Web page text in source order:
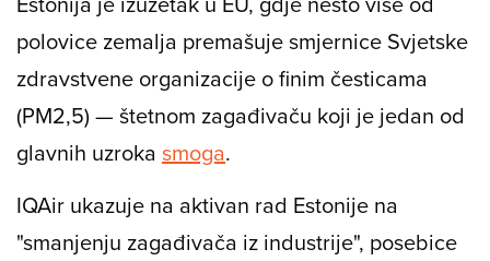
polovice zemalja premašuje smjernice Svjetske
zdravstvene organizacije o finim česticama
(PM2,5) — štetnom zagađivaču koji je jedan od
glavnih uzroka smoga.
IQAir ukazuje na aktivan rad Estonije na
"smanjenju zagađivača iz industrije", posebice